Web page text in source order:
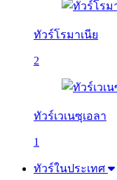
ทัวร์โรมาเนีย
2
ทัวร์เวเนซุเอลา
1
ทัวร์ในประเทศ